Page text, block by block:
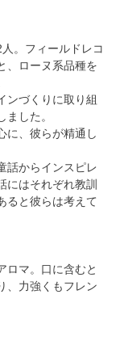
。フィールドレコ
、ローヌ系品種を
ンづくりに取り組
した。
に、彼らが精通し
話からインスピレ
にはそれぞれ教訓
ると彼らは考えて
ロマ。口に含むと
、力強くもフレン